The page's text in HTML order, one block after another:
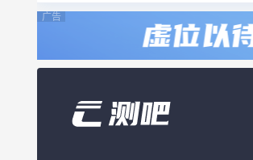
广告